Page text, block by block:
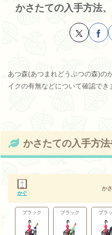
かさたての入手方法
あつ森(あつまれどうぶつの森)の
イクの有無などについて確認でき
かさたての入手方
かぐ
か
ブラック ブラック ブラ